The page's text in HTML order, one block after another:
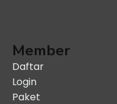
Member
Daftar
Login
Paket